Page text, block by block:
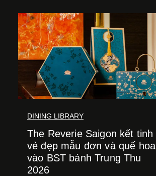
DINING LIBRARY
The Reverie Saigon kết tinh
vẻ đẹp mẫu đơn và quế hoa
vào BST bánh Trung Thu
2026